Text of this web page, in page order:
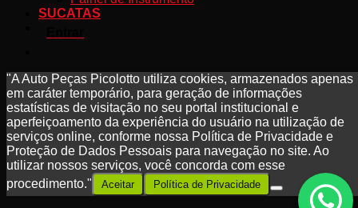
SUCATAS
"A Auto Peças Picolotto utiliza cookies, armazenados apenas
em caráter temporário, para geração de informações
estatísticas de visitação no seu portal institucional e
aperfeiçoamento da experiência do usuário na utilização de
serviços online, conforme nossa Política de Privacidade e
Proteção de Dados Pessoais para navegação no site. Ao
utilizar nossos serviços, você concorda com esse
procedimento."
Aceitar Política de Privacidade